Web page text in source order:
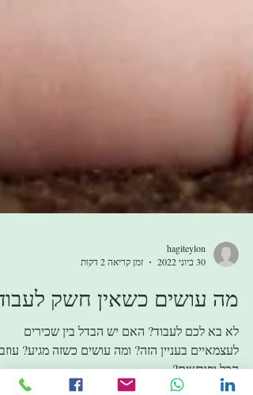
hagiteylon
30 ביוני 2022
מה עושים כשאין חשק